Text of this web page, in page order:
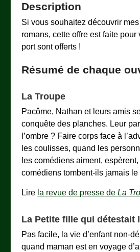
Description
Si vous souhaitez découvrir
romans, cette offre est faite pour
port sont offerts !
Résumé de chaque
La Troupe
Pacôme, Nathan et leurs amis
conquête des planches. Leur
l’ombre ? Faire corps face à
les coulisses, quand les
les comédiens aiment,
comédiens tombent-ils jamais le
Lire la revue de presse deLa
La Petite fille qui détestait
Pas facile, la vie d’enfant non-
quand maman est en voyage